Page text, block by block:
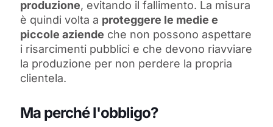
produzione, evitando il fallimento. La misura
è quindi volta a proteggere le medie e
piccole aziende che non possono aspettare
i risarcimenti pubblici e che devono riavviare
la produzione per non perdere la propria
clientela.
Ma perché l'obbligo?